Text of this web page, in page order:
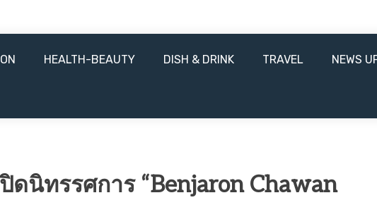
HEALTH-BEAUTY DISH & DRINK TRAVEL NEWS
ดนิทรรศการ “Benjaron Chawan